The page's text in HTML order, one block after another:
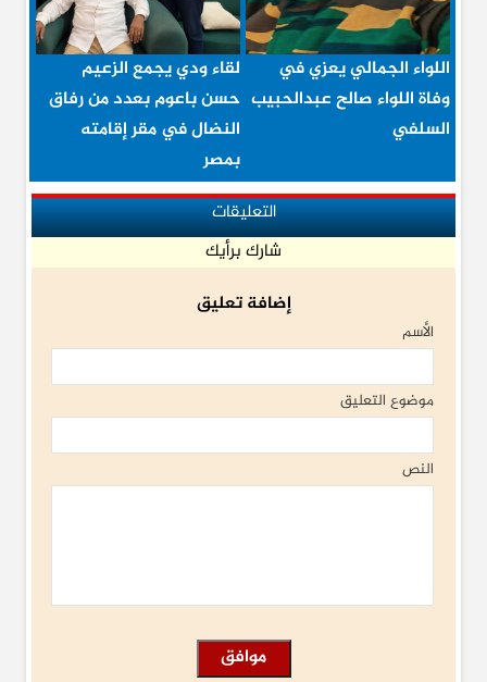
اللواء الجمالي يعزي في
وفاة اللواء صالح عبدالحبيب
السلفي
لقاء ودي يجمع الزعيم
حسن باعوم بعدد من رفاق
النضال في مقر إقامته
بمصر
التعليقات
شارك برأيك
إضافة تعليق
الأسم
موضوع التعليق
النص